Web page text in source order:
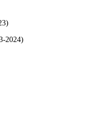
2024)